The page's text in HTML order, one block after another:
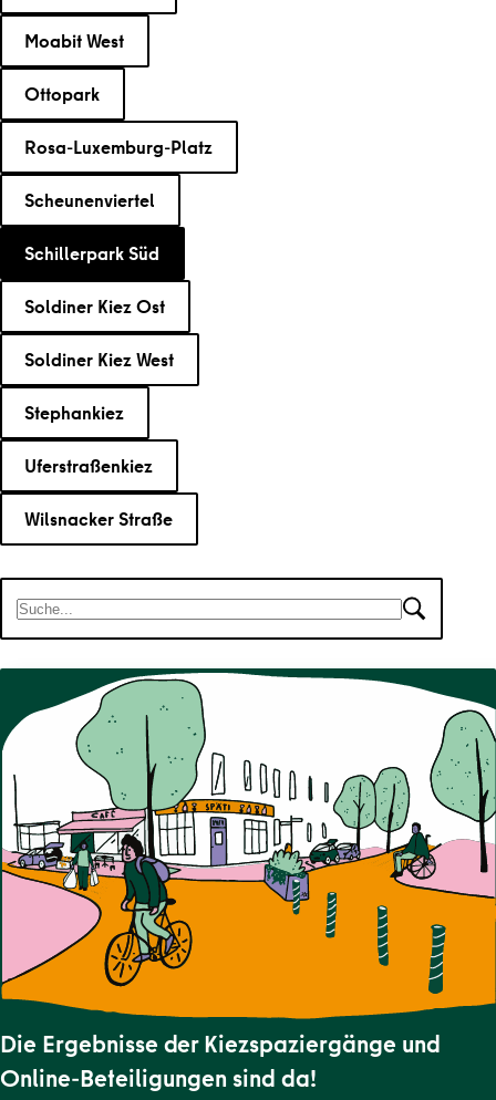
Moabit West
Ottopark
Rosa-Luxemburg-Platz
Scheunenviertel
Schillerpark Süd
Soldiner Kiez Ost
Soldiner Kiez West
Stephankiez
Uferstraßenkiez
Wilsnacker Straße
Es gibt 7 Ergebnisse für deine Suche.
Die Ergebnisse der Kiezspaziergänge und
Online-Beteiligungen sind da!